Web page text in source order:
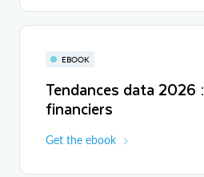
EBOOK
Tendances data 2026
financiers
Get the ebook